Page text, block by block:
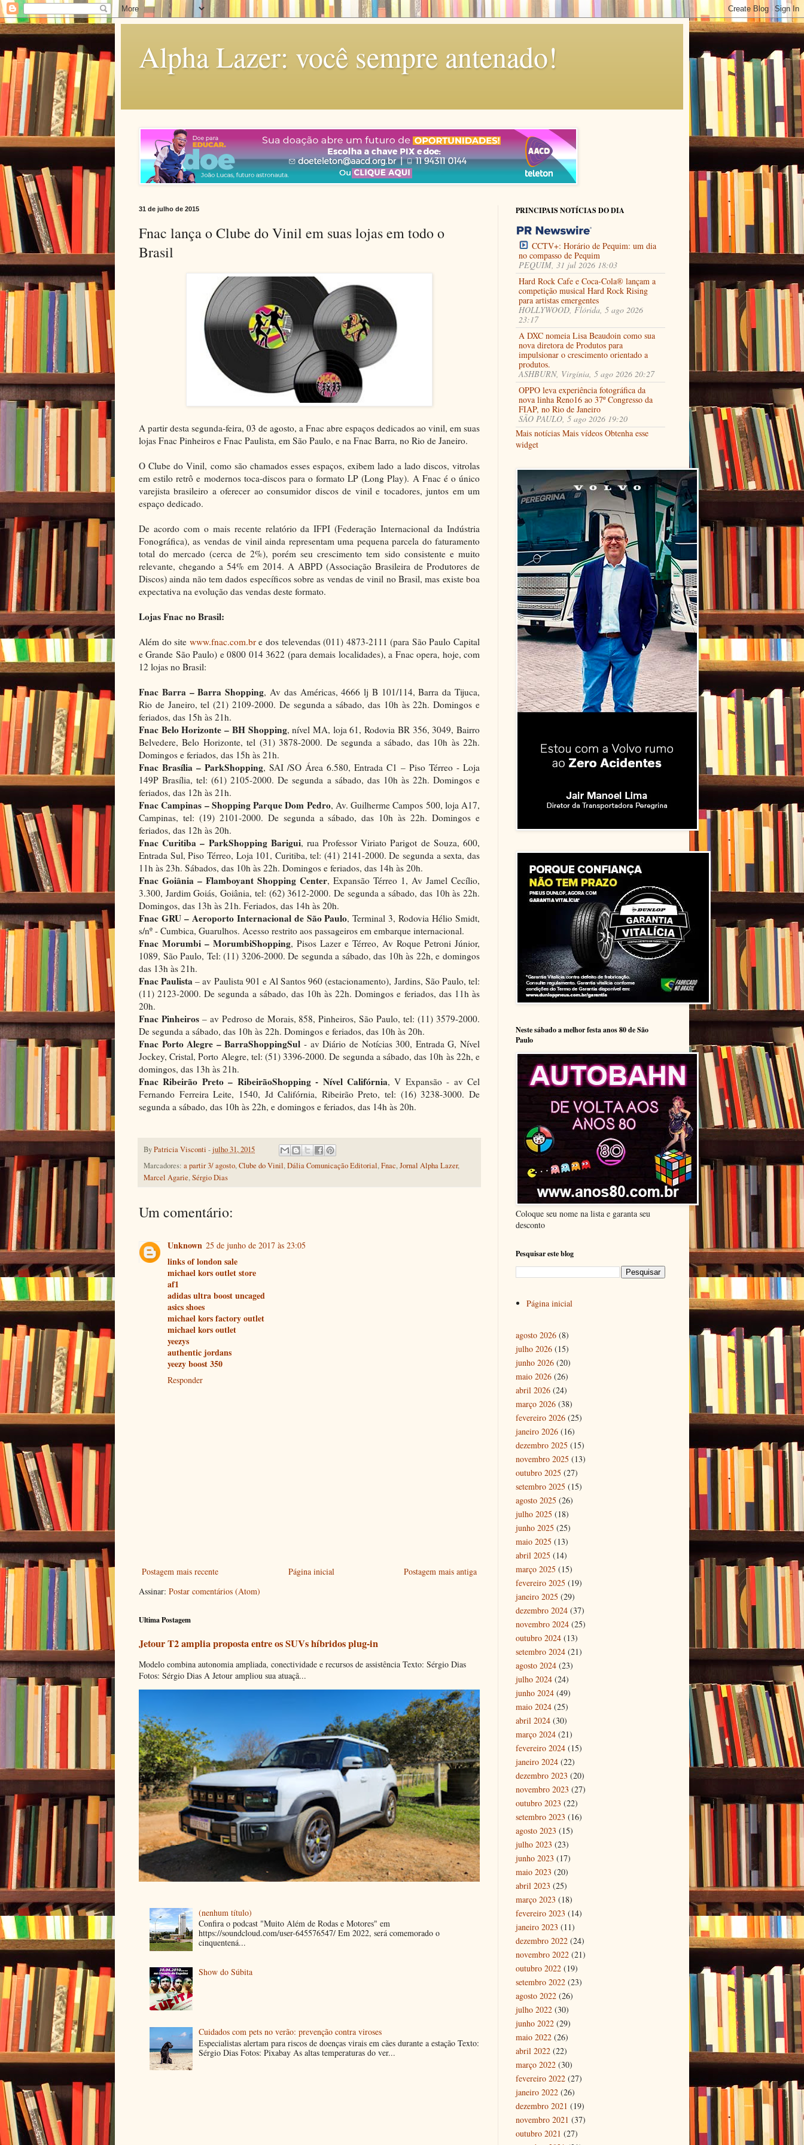
Alpha Lazer: você sempre antenado!
31 de julho de 2015
Fnac lança o Clube do Vinil em suas lojas em todo o
Brasil
A partir desta segunda-feira, 03 de agosto, a Fnac abre espaços dedicados ao vinil, em suas
lojas Fnac Pinheiros e Fnac Paulista, em São Paulo, e na Fnac Barra, no Rio de Janeiro.
O Clube do Vinil, como são chamados esses espaços, exibem lado a lado discos, vitrolas
em estilo retrô e modernos toca-discos para o formato LP (Long Play). A Fnac é o único
varejista brasileiro a oferecer ao consumidor discos de vinil e tocadores, juntos em um
espaço dedicado.
De acordo com o mais recente relatório da IFPI (Federação Internacional da Indústria
Fonográfica), as vendas de vinil ainda representam uma pequena parcela do faturamento
total do mercado (cerca de 2%), porém seu crescimento tem sido consistente e muito
relevante, chegando a 54% em 2014. A ABPD (Associação Brasileira de Produtores de
Discos) ainda não tem dados específicos sobre as vendas de vinil no Brasil, mas existe boa
expectativa na evolução das vendas deste formato.
Lojas Fnac no Brasil:
Além do site www.fnac.com.bre dos televendas (011) 4873-2111 (para São Paulo Capital
e Grande São Paulo) e 0800 014 3622 (para demais localidades), a Fnac opera, hoje, com
12 lojas no Brasil:
Fnac Barra – Barra Shopping, Av das Américas, 4666 lj B 101/114, Barra da Tijuca,
Rio de Janeiro, tel (21) 2109-2000. De segunda a sábado, das 10h às 22h. Domingos e
feriados, das 15h às 21h.
Fnac Belo Horizonte – BH Shopping, nível MA, loja 61, Rodovia BR 356, 3049, Bairro
Belvedere, Belo Horizonte, tel (31) 3878-2000. De segunda a sábado, das 10h às 22h.
Domingos e feriados, das 15h às 21h.
Fnac Brasília – ParkShopping, SAI /SO Área 6.580, Entrada C1 – Piso Térreo - Loja
149P Brasília, tel: (61) 2105-2000. De segunda a sábado, das 10h às 22h. Domingos e
feriados, das 12h às 21h.
Fnac Campinas – Shopping Parque Dom Pedro, Av. Guilherme Campos 500, loja A17,
Campinas, tel: (19) 2101-2000. De segunda a sábado, das 10h às 22h. Domingos e
feriados, das 12h às 20h.
Fnac Curitiba – ParkShopping Barigui, rua Professor Viriato Parigot de Souza, 600,
Entrada Sul, Piso Térreo, Loja 101, Curitiba, tel: (41) 2141-2000. De segunda a sexta, das
11h às 23h. Sábados, das 10h às 22h. Domingos e feriados, das 14h às 20h.
Fnac Goiânia – Flamboyant Shopping Center, Expansão Térreo 1, Av Jamel Cecílio,
3.300, Jardim Goiás, Goiânia, tel: (62) 3612-2000. De segunda a sábado, das 10h às 22h.
Domingos, das 13h às 21h. Feriados, das 14h às 20h.
Fnac GRU – Aeroporto Internacional de São Paulo, Terminal 3, Rodovia Hélio Smidt,
s/nº - Cumbica, Guarulhos. Acesso restrito aos passageiros em embarque internacional.
Fnac Morumbi – MorumbiShopping, Pisos Lazer e Térreo, Av Roque Petroni Júnior,
1089, São Paulo, Tel: (11) 3206-2000. De segunda a sábado, das 10h às 22h, e domingos
das 13h às 21h.
Fnac Paulista – av Paulista 901 e Al Santos 960 (estacionamento), Jardins, São Paulo, tel:
(11) 2123-2000. De segunda a sábado, das 10h às 22h. Domingos e feriados, das 11h às
20h.
Fnac Pinheiros– av Pedroso de Morais, 858, Pinheiros, São Paulo, tel: (11) 3579-2000.
De segunda a sábado, das 10h às 22h. Domingos e feriados, das 10h às 20h.
Fnac Porto Alegre – BarraShoppingSul - av Diário de Notícias 300, Entrada G, Nível
Jockey, Cristal, Porto Alegre, tel: (51) 3396-2000. De segunda a sábado, das 10h às 22h, e
domingos, das 13h às 21h.
Fnac Ribeirão Preto – RibeirãoShopping - Nível Califórnia, V Expansão - av Cel
Fernando Ferreira Leite, 1540, Jd Califórnia, Ribeirão Preto, tel: (16) 3238-3000. De
segunda a sábado, das 10h às 22h, e domingos e feriados, das 14h às 20h.
ByPatricia Visconti -julho 31, 2015
Marcadores: a partir 3/ agosto,Clube do Vinil,Dália Comunicação Editorial,Fnac,Jornal Alpha Lazer,
Marcel Agarie,Sérgio Dias
Um comentário:
Unknown 25 de junho de 2017 às 23:05
links of london sale
michael kors outlet store
af1
adidas ultra boost uncaged
asics shoes
michael kors factory outlet
michael kors outlet
yeezys
authentic jordans
yeezy boost 350
Responder
Postagem mais recente Postagem mais antiga
Página inicial
Assinar: Postar comentários (Atom)
Ultima Postagem
Jetour T2 amplia proposta entre os SUVs híbridos plug-in
Modelo combina autonomia ampliada, conectividade e recursos de assistência Texto: Sérgio Dias
Fotos: Sérgio Dias A Jetour ampliou sua atuaçã...
(nenhum título)
Confira o podcast "Muito Além de Rodas e Motores" em
https://soundcloud.com/user-645576547/ Em 2022, será comemorado o
cinquentená...
Show do Súbita
Cuidados com pets no verão: prevenção contra viroses
Especialistas alertam para riscos de doenças virais em cães durante a estação Texto:
Sérgio Dias Fotos: Pixabay As altas temperaturas do ver...
PRINCIPAIS NOTÍCIAS DO DIA
CCTV+: Horário de Pequim: um dia
no compasso de Pequim
PEQUIM, 31 jul 2026 18:03
Hard Rock Cafe e Coca-Cola® lançam a
competição musical Hard Rock Rising
para artistas emergentes
HOLLYWOOD, Flórida, 5 ago 2026
23:17
A DXC nomeia Lisa Beaudoin como sua
nova diretora de Produtos para
impulsionar o crescimento orientado a
produtos.
ASHBURN, Virgínia, 5 ago 2026 20:27
OPPO leva experiência fotográfica da
nova linha Reno16 ao 37º Congresso da
FIAP, no Rio de Janeiro
SÃO PAULO, 5 ago 2026 19:20
Mais notícias Mais vídeos Obtenha esse
widget
Neste sábado a melhor festa anos 80 de São
Paulo
Coloque seu nome na lista e garanta seu
desconto
Pesquisar este blog
Página inicial
agosto 2026 (8)
julho 2026 (15)
junho 2026 (20)
maio 2026 (26)
abril 2026 (24)
março 2026 (38)
fevereiro 2026 (25)
janeiro 2026 (16)
dezembro 2025 (15)
novembro 2025 (13)
outubro 2025 (27)
setembro 2025 (15)
agosto 2025 (26)
julho 2025 (18)
junho 2025 (25)
maio 2025 (13)
abril 2025 (14)
março 2025 (15)
fevereiro 2025 (19)
janeiro 2025 (29)
dezembro 2024 (37)
novembro 2024 (25)
outubro 2024 (13)
setembro 2024 (21)
agosto 2024 (23)
julho 2024 (24)
junho 2024 (49)
maio 2024 (25)
abril 2024 (30)
março 2024 (21)
fevereiro 2024 (15)
janeiro 2024 (22)
dezembro 2023 (20)
novembro 2023 (27)
outubro 2023 (22)
setembro 2023 (16)
agosto 2023 (15)
julho 2023 (23)
junho 2023 (17)
maio 2023 (20)
abril 2023 (25)
março 2023 (18)
fevereiro 2023 (14)
janeiro 2023 (11)
dezembro 2022 (24)
novembro 2022 (21)
outubro 2022 (19)
setembro 2022 (23)
agosto 2022 (26)
julho 2022 (30)
junho 2022 (29)
maio 2022 (26)
abril 2022 (22)
março 2022 (30)
fevereiro 2022 (27)
janeiro 2022 (26)
dezembro 2021 (19)
novembro 2021 (37)
outubro 2021 (27)